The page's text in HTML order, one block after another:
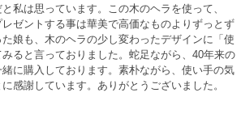
私は思っています。この木のヘラを使って、
ゼントする事は華美で高価なものよりずっとず
娘も、木のヘラの少し変わったデザインに「使
ると言っておりました。蛇足ながら、40年来の
に購入しております。素朴ながら、使い手の気
感謝しています。ありがとうございました。